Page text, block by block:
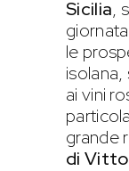
Sicilia,
le
ai vini
grande
di